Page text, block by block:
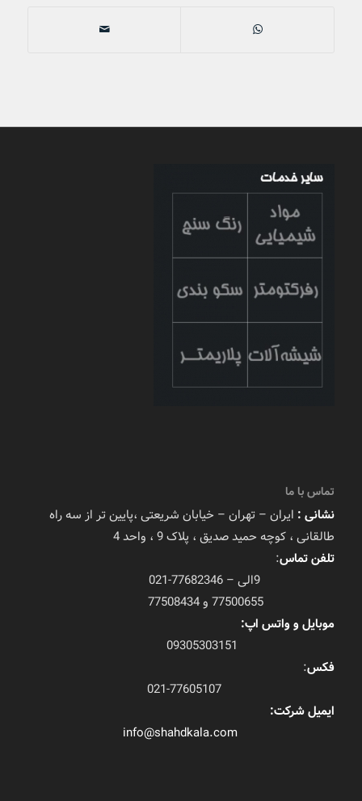
تماس با ما
نشانی : ایران – تهران – خیابان شریعتی ،پایین تر از سه راه
طالقانی ، کوچه حمید صدیق ، پلاک 9 ، واحد 4
تلفن تماس:
موبایل و واتس اپ:
فکس:
ایمیل شرکت:
info@shahdkala.com